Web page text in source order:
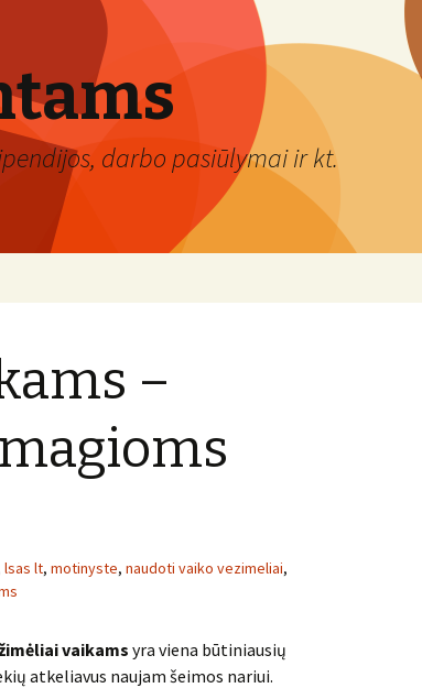
darbo pasiūlymai ir kt.
–
lsas lt, motinyste, naudoti vaiko vezimeliai,
vaikamsyra viena būtiniausių
atkeliavus naujam šeimos nariui.